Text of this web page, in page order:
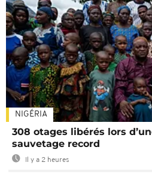
NIGÉRIA
308 otages libérés lors
sauvetage record
Il y a 2 heures